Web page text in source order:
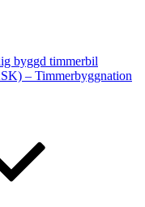
byggd timmerbil
– Timmerbyggnation